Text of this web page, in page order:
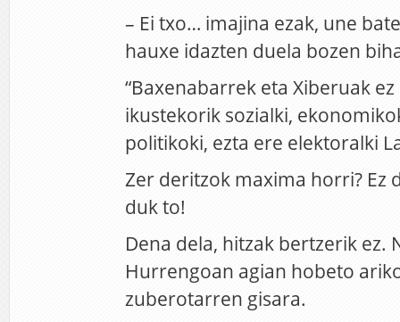
– Ei txo… imajina ezak, une
hauxe idazten duela bozen
“Baxenabarrek eta Xiberuak
ikustekorik sozialki,
politikoki, ezta ere elektoralki
Zer deritzok maxima horri? Ez
duk to!
Dena dela, hitzak bertzerik ez.
Hurrengoan agian hobeto
zuberotarren gisara.